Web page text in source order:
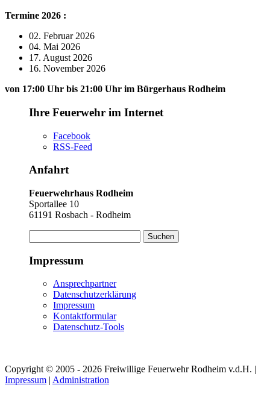
Termine 2026 :
02. Februar 2026
04. Mai 2026
17. August 2026
16. November 2026
von 17:00 Uhr bis 21:00 Uhr im Bürgerhaus Rodheim
Ihre Feuerwehr im Internet
Facebook
RSS-Feed
Anfahrt
Feuerwehrhaus Rodheim
Sportallee 10
61191 Rosbach - Rodheim
nach:
Impressum
Ansprechpartner
Datenschutzerklärung
Impressum
Kontaktformular
Datenschutz-Tools
Copyright © 2005 - 2026 Freiwillige Feuerwehr Rodheim v.d.H. |
Impressum Administration